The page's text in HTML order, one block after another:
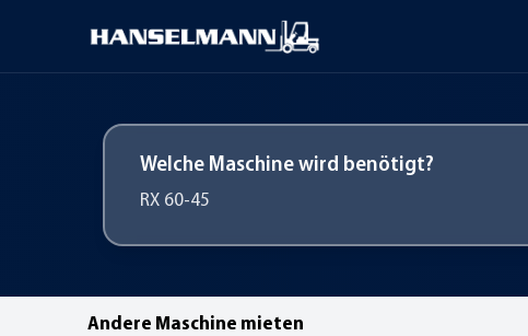
Welche Maschine wird benötigt?
Andere Maschine mieten